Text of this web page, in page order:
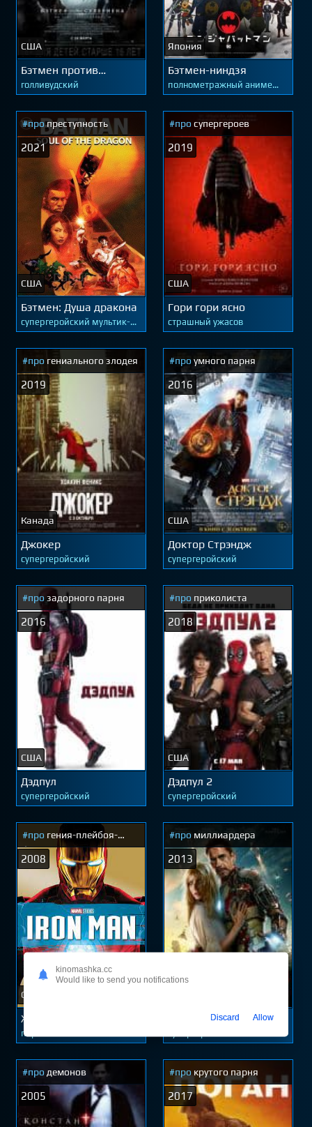
Бэтмен против
Супермена: На заре
справедливости
голливудский
США
Бэтмен-ниндзя
полнометражный аниме
Япония
Бэтмен: Душа дракона
2021
супергеройский мультик-
#пропреступность
США
Гори гори ясно
2019
страшный ужасов
#про супергероев
США
Джокер
2019
супергеройский
#про гениального злодея
Канада
Доктор Стрэндж
2016
супергеройский
#про умного парня
США
Дэдпул
2016
супергеройский
#прозадорного парня
США
Дэдпул 2
2018
супергеройский
#про приколиста
США
Железный человек
2008
первый
#про гения-плейбоя-
филантропа
США
Железный человек 3
2013
#про миллиардера
2005
#про демонов
2017
#прокрутого парня
kinomashka.cc
Would like to send you notifications
Discard Allow